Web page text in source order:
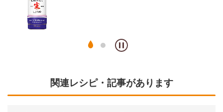
関連レシピ・記事があります